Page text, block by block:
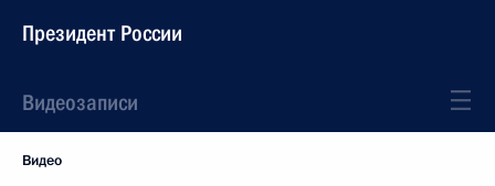
Президент России
Видеозаписи
Видео